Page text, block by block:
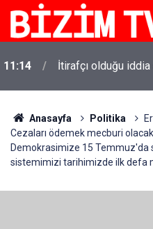
11:14 İtirafçı olduğu
Anasayfa Politika
Cezaları ödemek mecburi
Demokrasimize 15 Temmuz'da
sistemimizi tarihimizde ilk defa